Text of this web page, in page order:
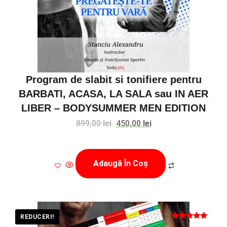
Program de slabit si tonifiere pentru
BARBATI, ACASA, LA SALA sau IN AER
LIBER – BODYSUMMER MEN EDITION
899,00lei Prețul
a
fost:
899,00 lei.
450,00 leiPrețul
este:
450,00 lei.
Adaugă În Coș
REDUCERI!
Evaluat la